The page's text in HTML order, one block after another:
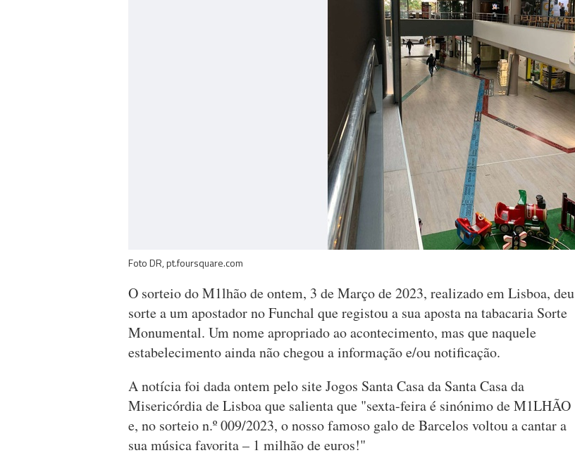
Foto DR, pt.foursquare.com
O sorteio do M1lhão de ontem, 3 de Março de 2023, realizado em Lisboa, deu
sorte a um apostador no Funchal que registou a sua aposta na tabacaria Sorte
Monumental. Um nome apropriado ao acontecimento, mas que naquele
estabelecimento ainda não chegou a informação e/ou notificação.
A notícia foi dada ontem pelo site Jogos Santa Casa da Santa Casa da
Misericórdia de Lisboa que salienta que "sexta-feira é sinónimo de M1LHÃO
e, no sorteio n.º 009/2023, o nosso famoso galo de Barcelos voltou a cantar a
sua música favorita – 1 milhão de euros!"